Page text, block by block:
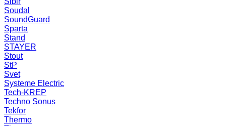
Soudal
SoundGuard
Sparta
Stand
STAYER
Stout
StP
Svet
Systeme Electric
Tech-KREP
Techno Sonus
Tekfor
Thermo